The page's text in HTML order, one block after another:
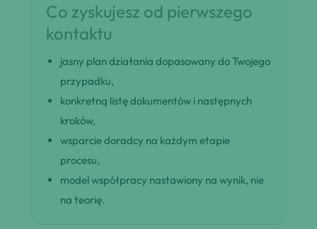
Co zyskujesz od pierwszego
kontaktu
jasny plan działania dopasowany do Twojego
przypadku,
konkretną listę dokumentów i następnych
kroków,
wsparcie doradcy na każdym etapie
procesu,
model współpracy nastawiony na wynik, nie
na teorię.